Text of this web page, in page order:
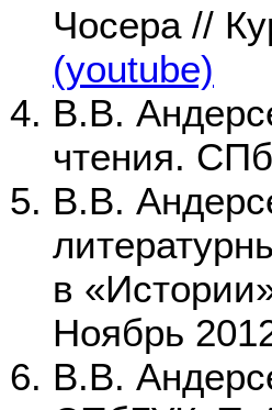
Чосера //
(youtube)
В.В.
чтения.
В.В.
в
Ноябрь
В.В.